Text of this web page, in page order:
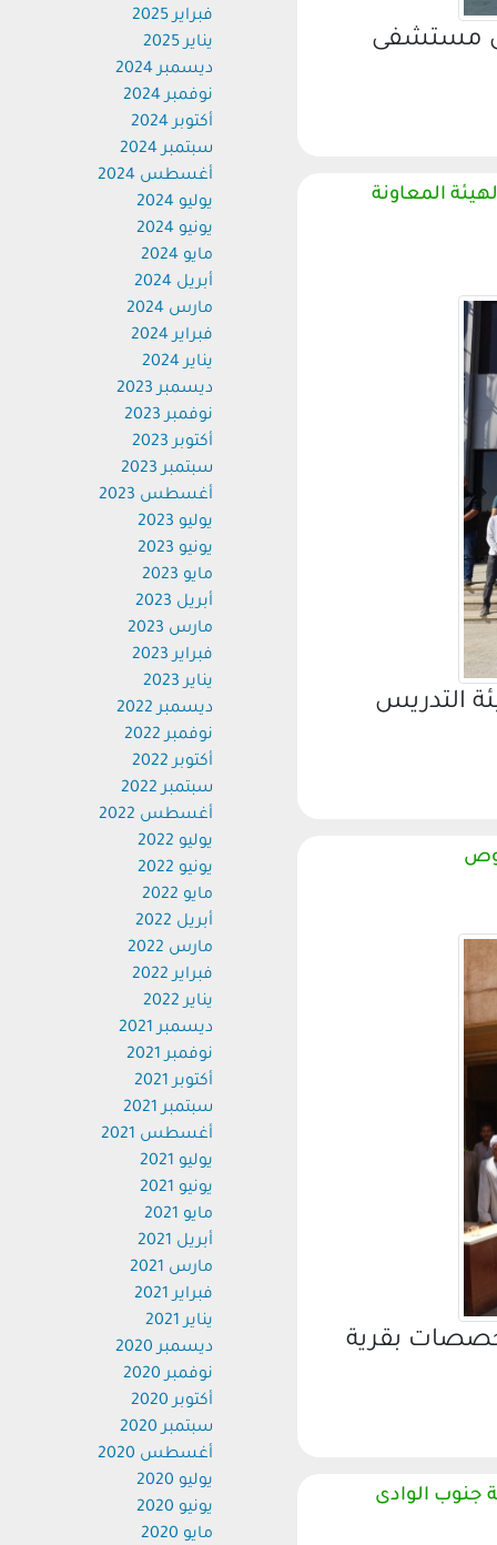
مستشفى
المعاونة
التدريس
بقرية
الوادى
فبراير 2025
يناير 2025
ديسمبر 2024
نوفمبر 2024
أكتوبر 2024
سبتمبر 2024
أغسطس 2024
يوليو 2024
يونيو 2024
مايو 2024
أبريل 2024
مارس 2024
فبراير 2024
يناير 2024
ديسمبر 2023
نوفمبر 2023
أكتوبر 2023
سبتمبر 2023
أغسطس 2023
يوليو 2023
يونيو 2023
مايو 2023
أبريل 2023
مارس 2023
فبراير 2023
يناير 2023
ديسمبر 2022
نوفمبر 2022
أكتوبر 2022
سبتمبر 2022
أغسطس 2022
يوليو 2022
يونيو 2022
مايو 2022
أبريل 2022
مارس 2022
فبراير 2022
يناير 2022
ديسمبر 2021
نوفمبر 2021
أكتوبر 2021
سبتمبر 2021
أغسطس 2021
يوليو 2021
يونيو 2021
مايو 2021
أبريل 2021
مارس 2021
فبراير 2021
يناير 2021
ديسمبر 2020
نوفمبر 2020
أكتوبر 2020
سبتمبر 2020
أغسطس 2020
يوليو 2020
يونيو 2020
مايو 2020